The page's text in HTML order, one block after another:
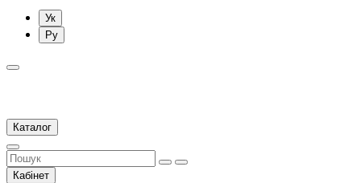
Ук
Ру
Каталог
Кабінет